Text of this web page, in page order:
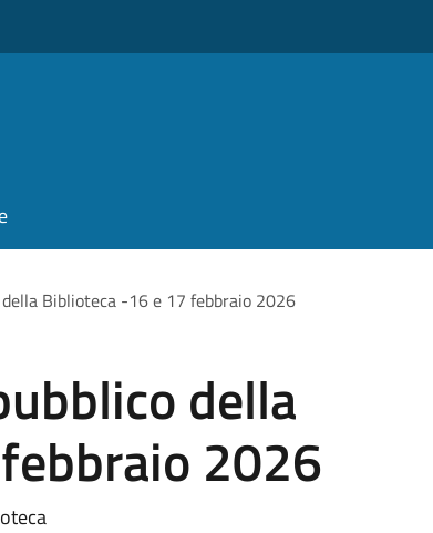
Biblioteca -16 e 17 febbraio 2026
della
2026